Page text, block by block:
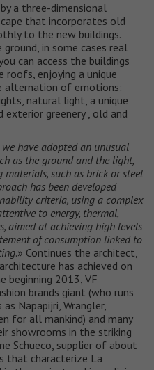
a three-dimensional
that incorporates old
to the new buildings.
in some cases real
can access the buildings
enjoying a unique
alternation of emotions:
natural light, a unique
greenery , old and
have adopted an unusual
as the ground and the light,
such as brick or steel
has been developed
criteria, using a complex
to energy, thermal,
aimed at achieving high levels
of consumption linked to
.» Continues the architect,
has achieved on
beginning 2013, VF
brands giant (who runs
Napapijri, Wrangler,
for all mankind) and many
showrooms in the striking
Schueco, supplier of about
that characterize La